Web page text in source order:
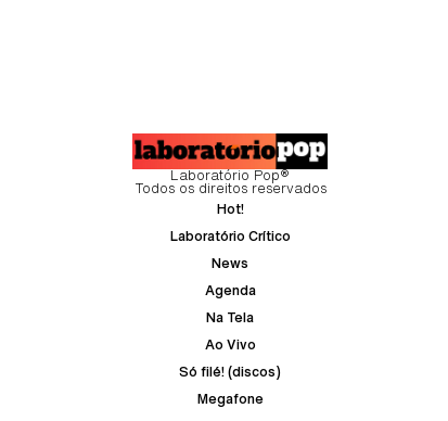
Laboratório Pop®
Todos os direitos reservados
Hot!
Laboratório Crítico
News
Agenda
Na Tela
Ao Vivo
Só filé! (discos)
Megafone